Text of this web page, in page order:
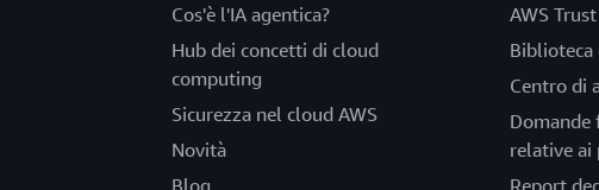
Cos'è l'IA agentica?
Hub dei concetti di cloud
computing
Sicurezza nel cloud AWS
Novità
AWS
Biblioteca
Centro di
Domande
relative